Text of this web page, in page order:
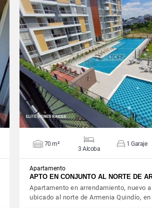
VIEW DETAILS
70 m²
3 Alcoba
1 Garaje
Apartamento
APTO EN CONJUNTO AL NORTE DE
Apartamento en arrendamiento, nuevo
ubicado al norte de Armenia Quindío, en